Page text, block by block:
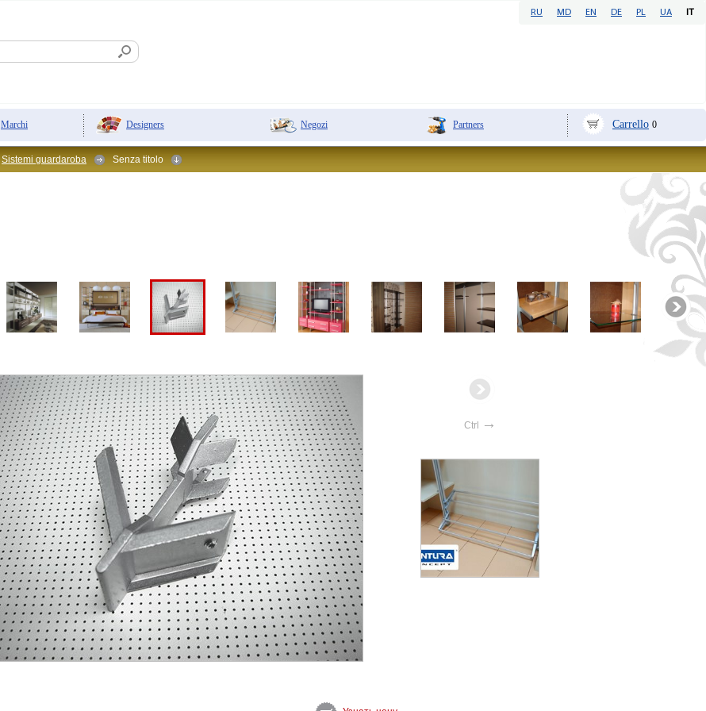
RU MD EN DE PL UA IT
Marchi Designers Negozi Partners Carrello 0
Sistemi guardaroba Senza titolo
Ctrl →